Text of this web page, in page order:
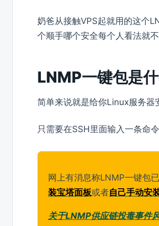
奶爸从接触VPS起就用的这个
个顺手哪个安全每个人看法就不
LNMP一键包是
简单来说就是给你Linux服务器
只需要在SSH里面输入一条命
网上有消息称LNMP一键包
装宝塔面板或者自己手动安
关于LNMP供应链投毒事件